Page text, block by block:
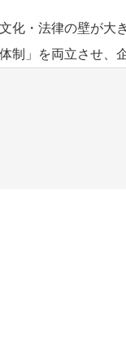
化・法律の壁が大
制」を両立させ、